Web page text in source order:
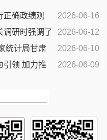
2026-06-16
正确政绩观
成长
2026-06-12
调研时强调了
2026-06-10
统计局甘肃
2026-06-09
引领 加力推